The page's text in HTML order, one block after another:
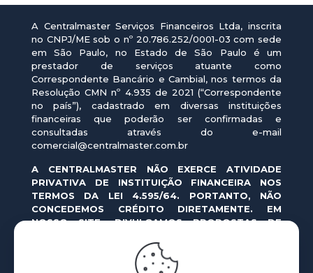
A Centralmaster Serviços Financeiros Ltda, inscrita
no CNPJ/ME sob o nº 20.786.252/0001-03 com sede
em São Paulo, no Estado de São Paulo é um
prestador de serviços atuante como
Correspondente Bancário e Cambial, nos termos da
Resolução CMN nº 4.935 de 2021 (“Correspondente
no país”), cadastrado em diversas instituições
financeiras que poderão ser confirmadas e
consultadas através do e-mail
comercial@centralmaster.com.br
A CENTRALMASTER NÃO EXERCE ATIVIDADE
PRIVATIVA DE INSTITUIÇÃO FINANCEIRA NOS
TERMOS DA LEI 4.595/64. PORTANTO, NÃO
CONCEDEMOS CRÉDITO DIRETAMENTE. EM
NOSSO SITE, DIVULGAMOS PROPOSTAS DE
INSTITUIÇÕES FINANCEIRAS AUTORIZADAS PELO
BANCO CENTRAL DO BRASIL.